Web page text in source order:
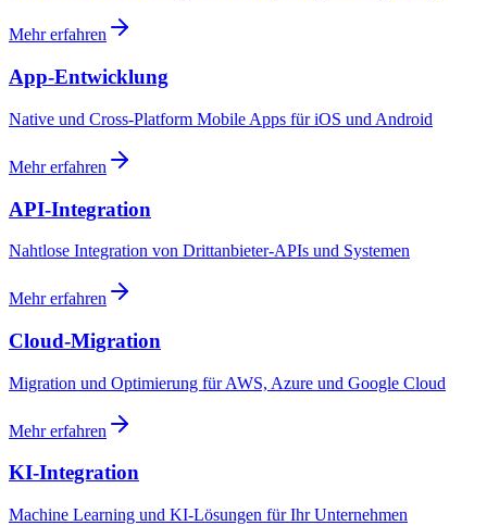
Mehr erfahren
App-Entwicklung
Native und Cross-Platform Mobile Apps für iOS und Android
Mehr erfahren
API-Integration
Nahtlose Integration von Drittanbieter-APIs und Systemen
Mehr erfahren
Cloud-Migration
Migration und Optimierung für AWS, Azure und Google Cloud
Mehr erfahren
KI-Integration
Machine Learning und KI-Lösungen für Ihr Unternehmen